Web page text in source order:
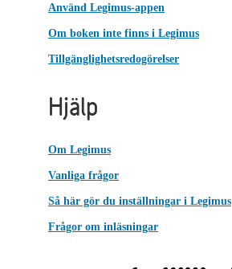
Använd Legimus-appen
Om boken inte finns i Legimus
Tillgänglighetsredogörelser
Hjälp
Om Legimus
Vanliga frågor
Så här gör du inställningar i Legimus
Frågor om inläsningar